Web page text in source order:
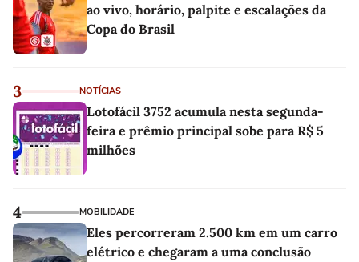
ao vivo, horário, palpite e escalações da
Copa do Brasil
3 NOTÍCIAS
Lotofácil 3752 acumula nesta segunda-
feira e prêmio principal sobe para R$ 5
milhões
4 MOBILIDADE
Eles percorreram 2.500 km em um carro
elétrico e chegaram a uma conclusão